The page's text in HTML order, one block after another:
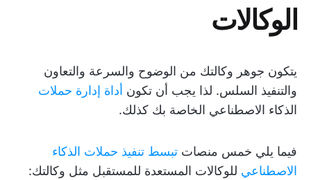
الوكالات
يتكون جوهر وكالتك من الوضوح والسرعة والتعاون
والتنفيذ السلس. لذا يجب أن تكون أداة إدارة حملات
الذكاء الاصطناعي الخاصة بك كذلك.
فيما يلي خمس منصات تبسط تنفيذ حملات الذكاء
الاصطناعي للوكالات المستعدة للمستقبل مثل وكالتك: